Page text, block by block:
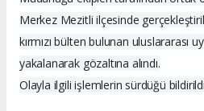
Merkez Mezitli ilçesinde
kırmızı bülten bulunan uluslararası
yakalanarak gözaltına alındı.
Olayla ilgili işlemlerin sürdüğü